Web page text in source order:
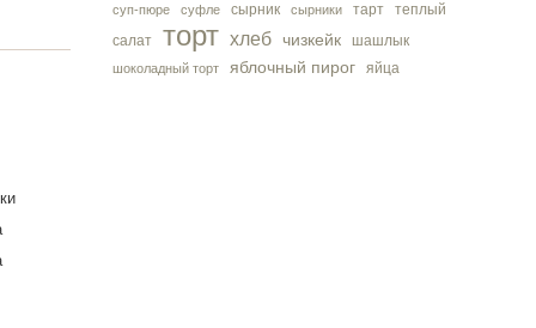
суп-пюре суфле сырник сырники тарт
теплый
салат
торт хлеб чизкейк шашлык
шоколадный торт яблочный пирог яйца